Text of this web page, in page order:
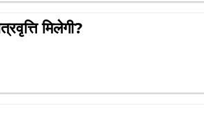
मिलेगी?